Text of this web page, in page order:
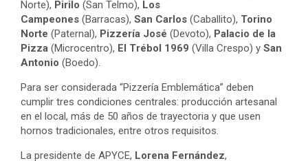
Norte), Pirilo (San Telmo), Los
Campeones (Barracas), San Carlos (Caballito), Torino
Norte (Paternal), Pizzería José (Devoto), Palacio de la
Pizza (Microcentro), El Trébol 1969 (Villa Crespo) y San
Antonio (Boedo).
Para ser considerada “Pizzería Emblemática” deben
cumplir tres condiciones centrales: producción artesanal
en el local, más de 50 años de trayectoria y que usen
hornos tradicionales, entre otros requisitos.
La presidente de APYCE, Lorena Fernández,